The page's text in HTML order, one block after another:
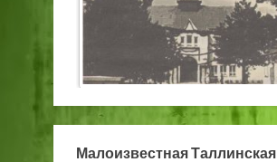
Малоизвестная Таллинская